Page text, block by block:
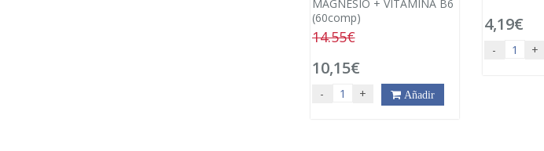
MAGNESIO + VITAMINA B6
(60comp)
14.55€
10,15€
- + Añadir
4,19€
- +